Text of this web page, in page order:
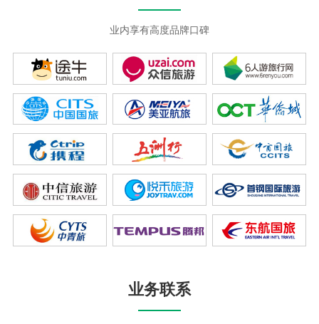
业内享有高度品牌口碑
业务联系